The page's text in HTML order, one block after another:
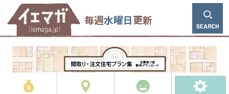
毎週水曜日更新